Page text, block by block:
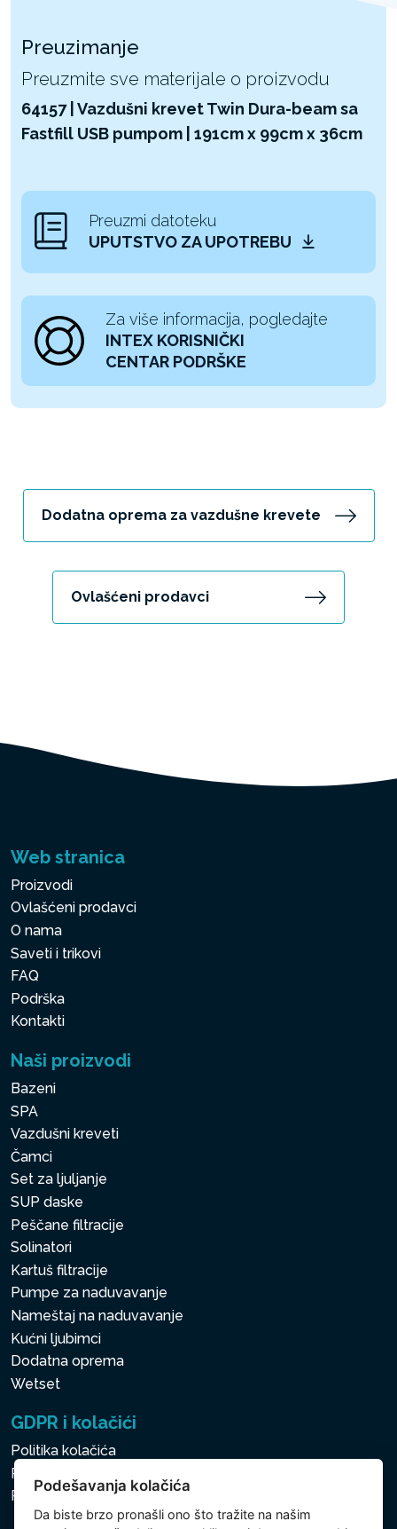
Preuzimanje
Preuzmite sve materijale o proizvodu
64157 | Vazdušni krevet Twin Dura-beam sa
Fastfill USB pumpom | 191cm x 99cm x 36cm
Preuzmi datoteku
UPUTSTVO ZA UPOTREBU
Za više informacija, pogledajte
INTEX KORISNIČKI
CENTAR PODRŠKE
Dodatna oprema za vazdušne krevete
Ovlašćeni prodavci
Web stranica
Proizvodi
Ovlašćeni prodavci
O nama
Saveti i trikovi
FAQ
Podrška
Kontakti
Naši proizvodi
Bazeni
SPA
Vazdušni kreveti
Čamci
Set za ljuljanje
SUP daske
Peščane filtracije
Solinatori
Kartuš filtracije
Pumpe za naduvavanje
Nameštaj na naduvavanje
Kućni ljubimci
Dodatna oprema
Wetset
GDPR i kolačići
Politika kolačića
Politika zaštite ličnih i drugih obrađivanih podataka
Politika kolačića
Podešavanja kolačića
Da biste brzo pronašli ono što tražite na našim